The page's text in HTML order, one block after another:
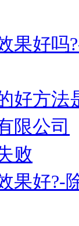
果好吗
好方法
限公司
败
果好?-